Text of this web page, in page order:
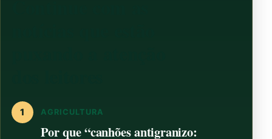
1 AGRICULTURA
Por que “canhões antigranizo: